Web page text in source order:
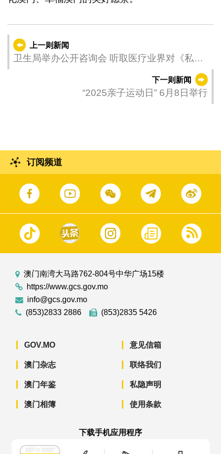
上一则新闻
卫生局举办公开咨询会 听取医疗业界对《私营
下一则新闻
“2025亲子运动日” 6月8日举行
订阅频道
澳门南湾大马路762-804号中华广场15楼
https://www.gcs.gov.mo
info@gcs.gov.mo
(853)2833 2886
(853)2835 5426
GOV.MO
澳门杂志
澳门年鉴
澳门相簿
意见信箱
联络我们
私隐声明
使用条款
下载手机应用程序